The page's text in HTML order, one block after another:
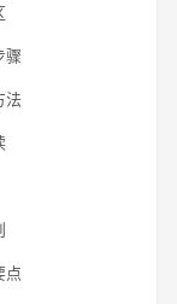
骤
法
点